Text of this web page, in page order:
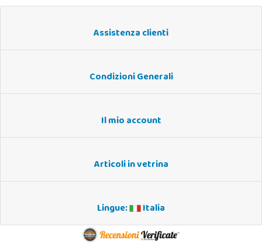
Assistenza clienti
Condizioni Generali
Il mio account
Articoli in vetrina
Lingue: Italia